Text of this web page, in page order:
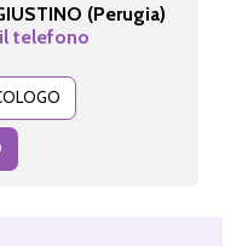
(Perugia)
telefono